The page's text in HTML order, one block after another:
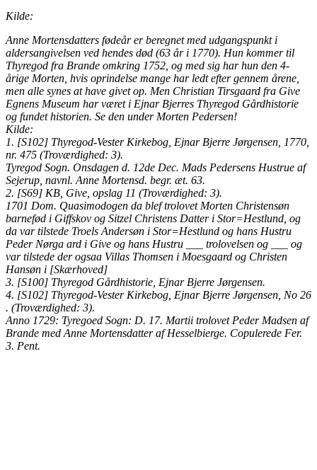
Kilde:
Anne Mortensdatters fødeår er beregnet med udgangspunkt i
aldersangivelsen ved hendes død (63 år i 1770). Hun kommer til
Thyregod fra Brande omkring 1752, og med sig har hun den 4-
årige Morten, hvis oprindelse mange har ledt efter gennem årene,
men alle synes at have givet op. Men Christian Tirsgaard fra Give
Egnens Museum har været i Ejnar Bjerres Thyregod Gårdhistorie
og fundet historien. Se den under Morten Pedersen!
Kilde:
1. [S102] Thyregod-Vester Kirkebog, Ejnar Bjerre Jørgensen, 1770,
nr. 475 (Troværdighed: 3).
Tyregod Sogn. Onsdagen d. 12de Dec. Mads Pedersens Hustrue af
Sejerup, navnl. Anne Mortensd. begr. æt. 63.
2. [S69] KB, Give, opslag 11 (Troværdighed: 3).
1701 Dom. Quasimodogen da blef trolovet Morten Christensøn
barnefød i Giffskov og Sitzel Christens Datter i Stor=Hestlund, og
da var tilstede Troels Andersøn i Stor=Hestlund og hans Hustru
Peder Nørga ard i Give og hans Hustru ___ trolovelsen og ___ og
var tilstede der ogsaa Villas Thomsen i Moesgaard og Christen
Hansøn i [Skærhoved]
3. [S100] Thyregod Gårdhistorie, Ejnar Bjerre Jørgensen.
4. [S102] Thyregod-Vester Kirkebog, Ejnar Bjerre Jørgensen, No 26
. (Troværdighed: 3).
Anno 1729: Tyregoed Sogn: D. 17. Martii trolovet Peder Madsen af
Brande med Anne Mortensdatter af Hesselbierge. Copulerede Fer.
3. Pent.